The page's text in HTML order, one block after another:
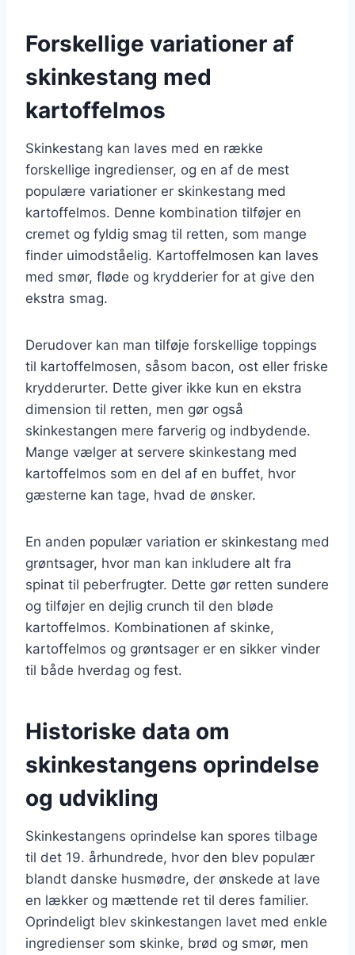
Forskellige variationer af
skinkestang med
kartoffelmos
Skinkestang kan laves med en række
forskellige ingredienser, og en af de mest
populære variationer er skinkestang med
kartoffelmos. Denne kombination tilføjer en
cremet og fyldig smag til retten, som mange
finder uimodståelig. Kartoffelmosen kan laves
med smør, fløde og krydderier for at give den
ekstra smag.
Derudover kan man tilføje forskellige toppings
til kartoffelmosen, såsom bacon, ost eller friske
krydderurter. Dette giver ikke kun en ekstra
dimension til retten, men gør også
skinkestangen mere farverig og indbydende.
Mange vælger at servere skinkestang med
kartoffelmos som en del af en buffet, hvor
gæsterne kan tage, hvad de ønsker.
En anden populær variation er skinkestang med
grøntsager, hvor man kan inkludere alt fra
spinat til peberfrugter. Dette gør retten sundere
og tilføjer en dejlig crunch til den bløde
kartoffelmos. Kombinationen af skinke,
kartoffelmos og grøntsager er en sikker vinder
til både hverdag og fest.
Historiske data om
skinkestangens oprindelse
og udvikling
Skinkestangens oprindelse kan spores tilbage
til det 19. århundrede, hvor den blev populær
blandt danske husmødre, der ønskede at lave
en lækker og mættende ret til deres familier.
Oprindeligt blev skinkestangen lavet med enkle
ingredienser som skinke, brød og smør, men